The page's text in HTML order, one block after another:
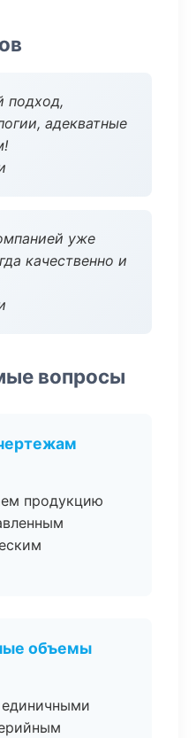
подход,
адекватные
уже
качественно и
вопросы
продукцию
объемы